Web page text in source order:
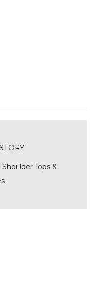
Tops &